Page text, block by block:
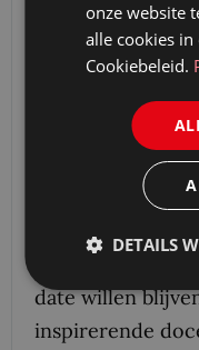
VU Law Academy
De VU Law
praktijkgericht
date willen
inspirerende
onze website
alle cookies
Cookiebeleid.
DETAILS